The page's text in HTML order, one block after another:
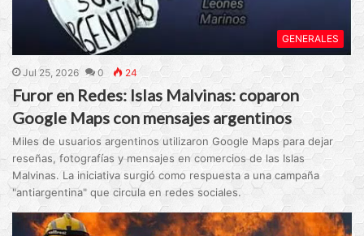
GENERALES
Jul 25, 2026 0 24
Furor en Redes: Islas Malvinas: coparon
Google Maps con mensajes argentinos
Miles de usuarios argentinos utilizaron Google Maps para dejar
reseñas, fotografías y mensajes en comercios de las Islas
Malvinas. La iniciativa surgió como respuesta a una campaña
"antiargentina" que circula en redes sociales.